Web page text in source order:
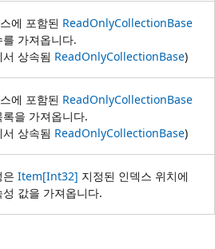
에 포함된 ReadOnlyCollectionBase
를 가져옵니다.
상속됨 ReadOnlyCollectionBase)
에 포함된 ReadOnlyCollectionBase
록을 가져옵니다.
상속됨 ReadOnlyCollectionBase)
은 Item[Int32] 지정된 인덱스 위치에
성 값을 가져옵니다.